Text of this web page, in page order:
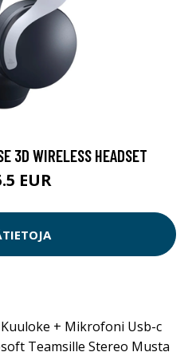
3D WIRELESS HEADSET
EUR